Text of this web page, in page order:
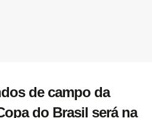
de campo da
do Brasil será na